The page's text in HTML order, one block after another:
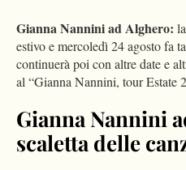
Gianna Nannini ad Alghero:
estivo e mercoledì 24 agosto fa
continuerà poi con altre date e
al “Gianna Nannini, tour Estate
Gianna Nannini
scaletta delle